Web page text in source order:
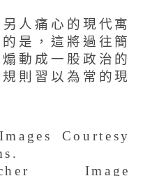
人痛心的現代寓
是，這將過往簡
動成一股政治的
則習以為常的現
Courtesy
Image